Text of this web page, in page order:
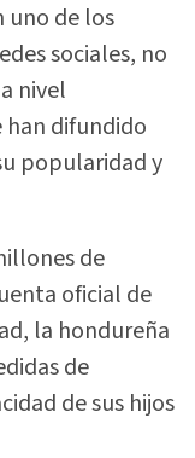
uno de los
sociales, no
nivel
han difundido
popularidad y
de
oficial de
la hondureña
de
de sus hijos